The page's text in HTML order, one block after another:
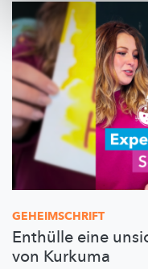
GEHEIMSCHRIFT
Enthülle eine
von Kurkuma